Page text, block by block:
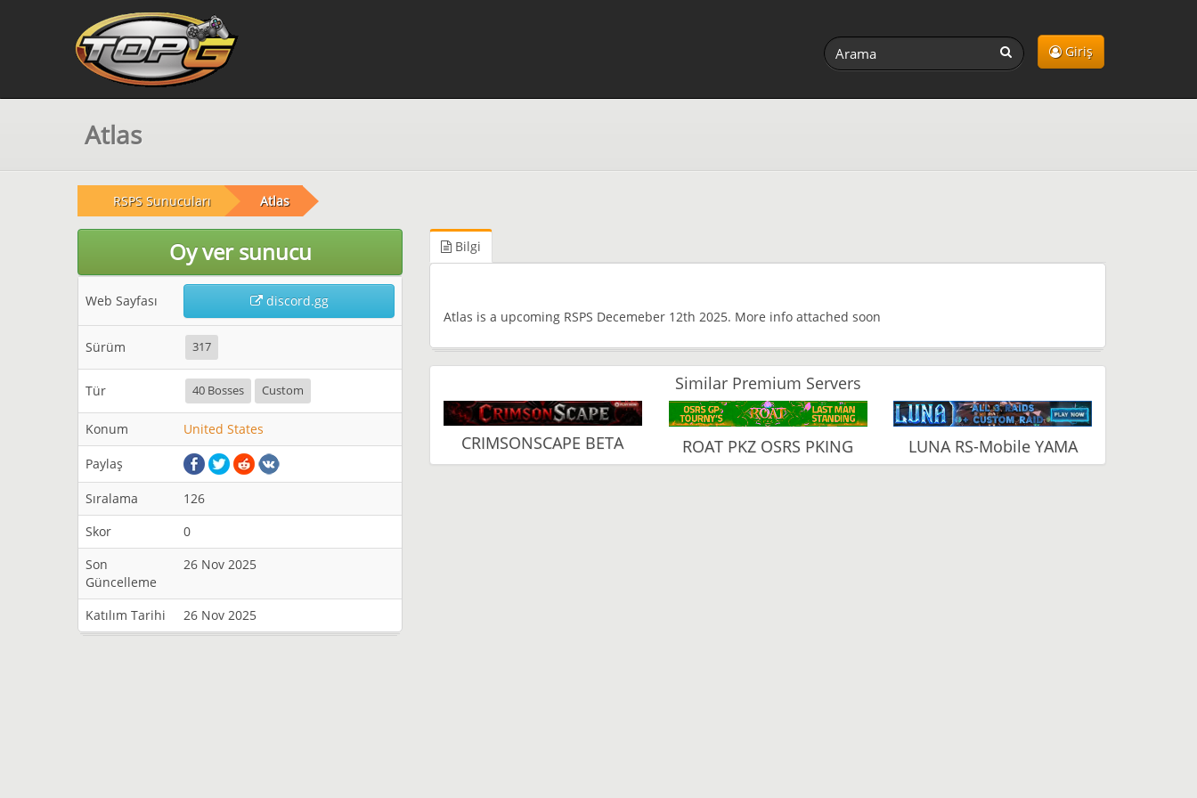
Giriş
Atlas
RSPS Sunucuları Atlas
Oy ver sunucu
Web Sayfası discord.gg
Sürüm 317
Tür 40 Bosses Custom
Konum United States
Paylaş
Sıralama
126
Skor
0
Son
Güncelleme
26 Nov 2025
Katılım Tarihi 26 Nov 2025
Bilgi
Atlas is a upcoming RSPS Decemeber 12th 2025. More info attached soon
Similar Premium Servers
CRIMSONSCAPE BETA ROAT PKZ OSRS PKING LUNA RS-Mobile YAMA